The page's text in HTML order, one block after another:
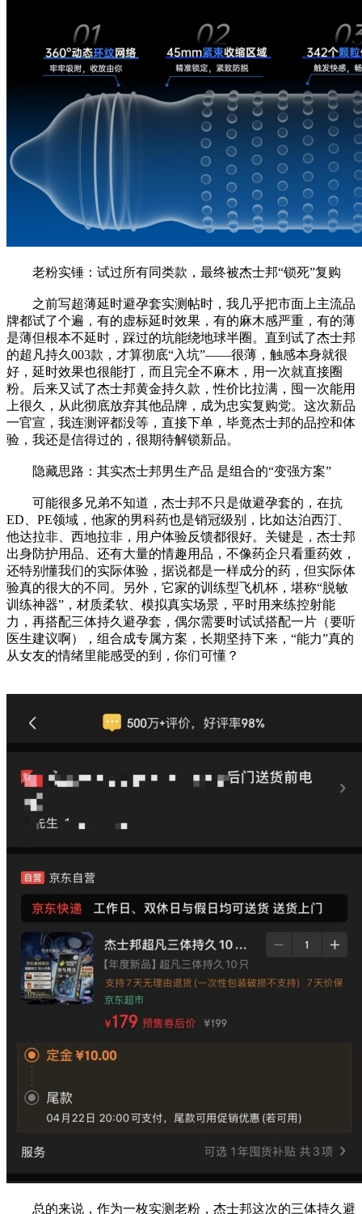
老粉实锤：试过所有同类款，最终被杰士邦“锁死”复购
之前写超薄延时避孕套实测帖时，我几乎把市面上主流品
牌都试了个遍，有的虚标延时效果，有的麻木感严重，有的薄
是薄但根本不延时，踩过的坑能绕地球半圈。直到试了杰士邦
的超凡持久003款，才算彻底“入坑”——很薄，触感本身就很
好，延时效果也很能打，而且完全不麻木，用一次就直接圈
粉。后来又试了杰士邦黄金持久款，性价比拉满，囤一次能用
上很久，从此彻底放弃其他品牌，成为忠实复购党。这次新品
一官宣，我连测评都没等，直接下单，毕竟杰士邦的品控和体
验，我还是信得过的，很期待解锁新品。
隐藏思路：其实杰士邦男生产品 是组合的“变强方案”
可能很多兄弟不知道，杰士邦不只是做避孕套的，在抗
ED、PE领域，他家的男科药也是销冠级别，比如达泊西汀、
他达拉非、西地拉非，用户体验反馈都很好。关键是，杰士邦
出身防护用品、还有大量的情趣用品，不像药企只看重药效，
还特别懂我们的实际体验，据说都是一样成分的药，但实际体
验真的很大的不同。另外，它家的训练型飞机杯，堪称“脱敏
训练神器”，材质柔软、模拟真实场景，平时用来练控射能
力，再搭配三体持久避孕套，偶尔需要时试试搭配一片（要听
医生建议啊），组合成专属方案，长期坚持下来，“能力”真的
从女友的情绪里能感受的到，你们可懂？
总的来说，作为一枚实测老粉，杰士邦这次的三体持久避